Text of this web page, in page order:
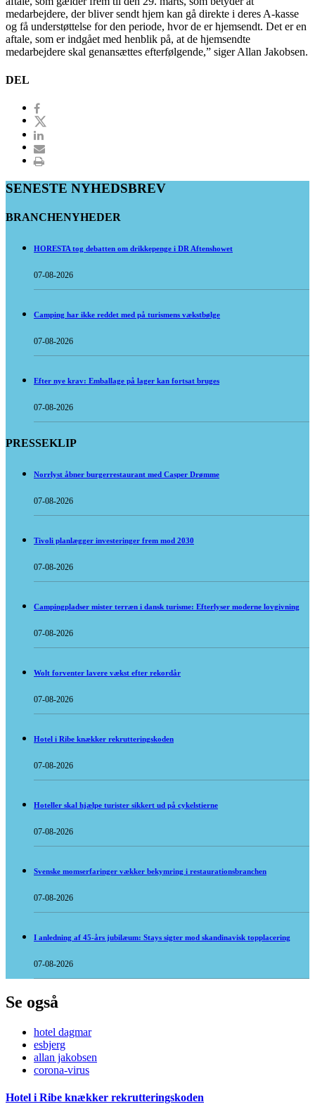
medarbejdere, der bliver sendt hjem kan gå direkte i deres A-kasse
og få understøttelse for den periode, hvor de er hjemsendt. Det er en
aftale, som er indgået med henblik på, at de hjemsendte
medarbejdere skal genansættes efterfølgende,” siger Allan Jakobsen.
DEL
SENESTE NYHEDSBREV
BRANCHENYHEDER
HORESTA tog debatten om drikkepenge i DR Aftenshowet
07-08-2026
Camping har ikke reddet med på turismens vækstbølge
07-08-2026
Efter nye krav: Emballage på lager kan fortsat bruges
07-08-2026
PRESSEKLIP
Norrlyst åbner burgerrestaurant med Casper Drømme
07-08-2026
Tivoli planlægger investeringer frem mod 2030
07-08-2026
Campingpladser mister terræn i dansk turisme: Efterlyser moderne lovgivning
07-08-2026
Wolt forventer lavere vækst efter rekordår
07-08-2026
Hotel i Ribe knækker rekrutteringskoden
07-08-2026
Hoteller skal hjælpe turister sikkert ud på cykelstierne
07-08-2026
Svenske momserfaringer vækker bekymring i restaurationsbranchen
07-08-2026
I anledning af 45-års jubilæum: Stays sigter mod skandinavisk topplacering
07-08-2026
Se også
hotel dagmar
esbjerg
allan jakobsen
corona-virus
Hotel i Ribe knækker rekrutteringskoden